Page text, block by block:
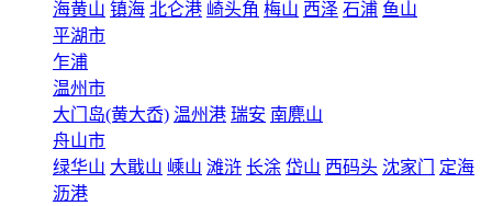
海黄山 镇海 北仑港 崎头角 梅山 西泽 石浦 鱼山
平湖市
乍浦
温州市
大门岛(黄大岙) 温州港 瑞安 南麂山
舟山市
绿华山 大戢山 嵊山 滩浒 长涂 岱山 西码头 沈家门
定海
沥港